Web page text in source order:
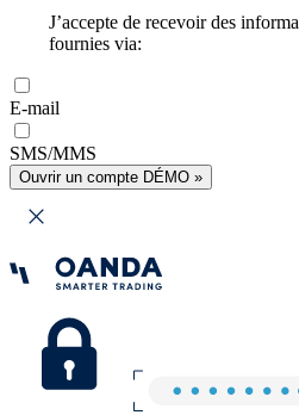
J’accepte de recevoir des
fournies via:
E-mail
SMS/MMS
Ouvrir un compte DÉMO »